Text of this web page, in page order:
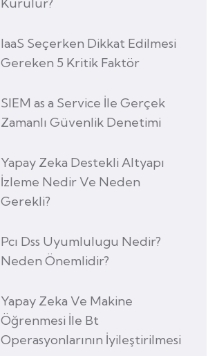
Kurulur?
IaaS Seçerken Dikkat Edilmesi
Gereken 5 Kritik Faktör
SIEM as a Service İle Gerçek
Zamanlı Güvenlik Denetimi
Yapay Zeka Destekli Altyapı
İzleme Nedir Ve Neden
Gerekli?
Pcı Dss Uyumlulugu Nedir?
Neden Önemlidir?
Yapay Zeka Ve Makine
Öğrenmesi İle Bt
Operasyonlarının İyileştirilmesi